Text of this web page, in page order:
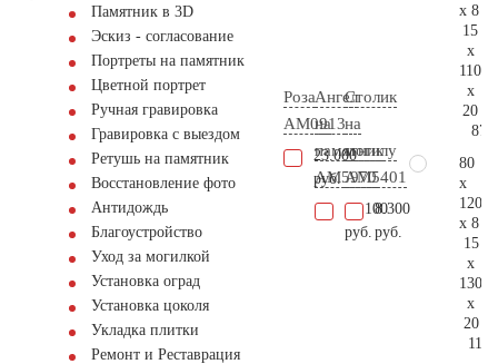
Памятник в 3D
Эскиз - согласование
Портреты на памятник
Цветной портрет
Ручная гравировка
Гравировка с выездом
Ретушь на памятник
Восстановление фото
Антидождь
Благоустройство
Уход за могилкой
Установка оград
Установка цоколя
Укладка плитки
Ремонт и Реставрация
Роза
AM0913
23.000
руб.
Ангел
на
памятник
AM5970
17.100
руб.
Столик
на
могилу
AM5401
8.300
руб.
x 8
15
x
110
x
20
80
x
120
x 8
15
x
130
x
20